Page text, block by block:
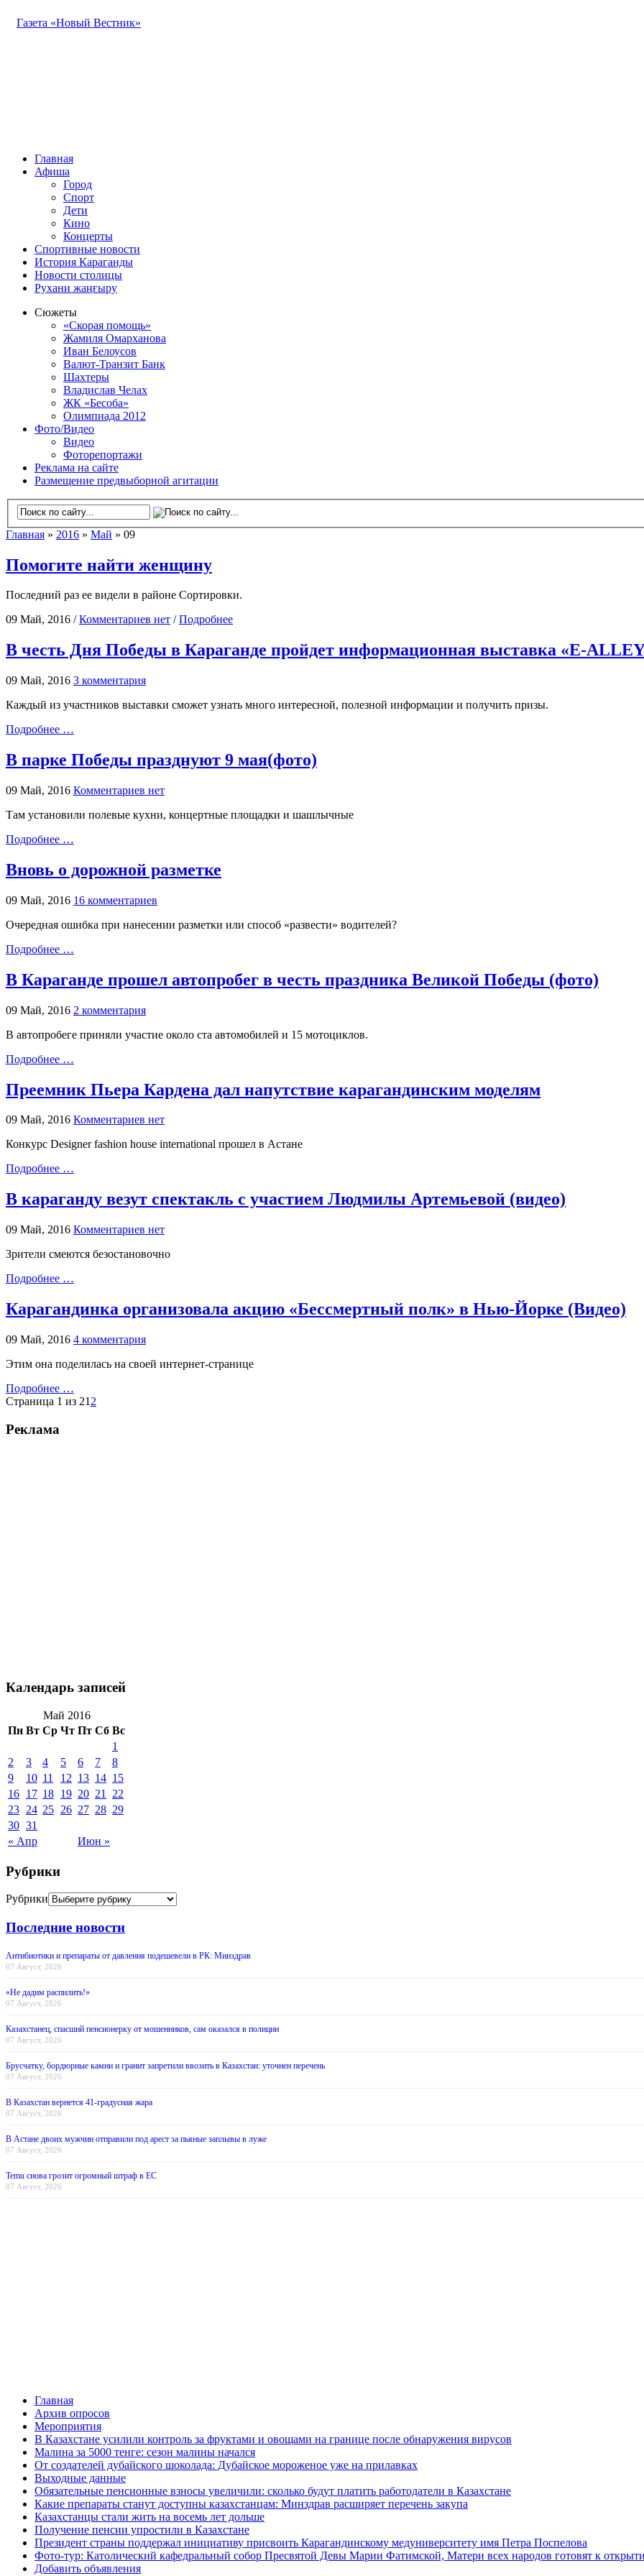
Газета «Новый Вестник»
Главная
Афиша
Город
Спорт
Дети
Кино
Концерты
Спортивные новости
История Караганды
Новости столицы
Рухани жаңғыру
Сюжеты
«Скорая помощь»
Жамиля Омарханова
Иван Белоусов
Валют-Транзит Банк
Шахтеры
Владислав Челах
ЖК «Бесоба»
Олимпиада 2012
Фото/Видео
Видео
Фоторепортажи
Реклама на сайте
Размещение предвыборной агитации
Главная » 2016 » Май » 09
Помогите найти женщину
Последний раз ее видели в районе Сортировки.
09 Май, 2016 /Комментариев нет /Подробнее
В честь Дня Победы в Караганде пройдет информационная выставка «E-
09 Май, 2016 3 комментария
Каждый из участников выставки сможет узнать много интересной, полезной информации и получить призы.
Подробнее …
В парке Победы празднуют 9 мая(фото)
09 Май, 2016 Комментариев нет
Там установили полевые кухни, концертные площадки и шашлычные
Подробнее …
Вновь о дорожной разметке
09 Май, 2016 16 комментариев
Очередная ошибка при нанесении разметки или способ «развести» водителей?
Подробнее …
В Караганде прошел автопробег в честь праздника Великой Победы (фото)
09 Май, 2016 2 комментария
В автопробеге приняли участие около ста автомобилей и 15 мотоциклов.
Подробнее …
Преемник Пьера Кардена дал напутствие карагандинским моделям
09 Май, 2016 Комментариев нет
Конкурс Designer fashion house international прошел в Астане
Подробнее …
В караганду везут спектакль с участием Людмилы Артемьевой (видео)
09 Май, 2016 Комментариев нет
Зрители смеются безостановочно
Подробнее …
Карагандинка организовала акцию «Бессмертный полк» в Нью-Йорке (Видео)
09 Май, 2016 4 комментария
Этим она поделилась на своей интернет-странице
Подробнее …
Страница 1 из 21 2
Реклама
Календарь записей
Май 2016
Пн Вт Ср Чт Пт Сб Вс
« Апр Июн »
1
2
3 4 5 6 7
8
9
10 11 12 13 14 15
16 17 18 19 20 21
22
23 24 25 26 27 28 29
30 31
Рубрики
Рубрики
Последние новости
Антибиотики и препараты от давления подешевели в РК: Минздрав
07 Август, 2026
«Не дадим распилить!»
07 Август, 2026
Казахстанец, спасший пенсионерку от мошенников, сам оказался в полиции
07 Август, 2026
Брусчатку, бордюрные камни и гранит запретили ввозить в Казахстан: уточнен перечень
07 Август, 2026
В Казахстан вернется 41-градусная жара
07 Август, 2026
В Астане двоих мужчин отправили под арест за пьяные заплывы в луже
07 Август, 2026
Temu снова грозит огромный штраф в ЕС
07 Август, 2026
Главная
Архив опросов
Мероприятия
В Казахстане усилили контроль за фруктами и овощами на границе после обнаружения вирусов
Малина за 5000 тенге: сезон малины начался
От создателей дубайского шоколада: Дубайское мороженое уже на прилавках
Выходные данные
Обязательные пенсионные взносы увеличили: сколько будут платить работодатели в Казахстане
Какие препараты станут доступны казахстанцам: Минздрав расширяет перечень закупа
Казахстанцы стали жить на восемь лет дольше
Получение пенсии упростили в Казахстане
Президент страны поддержал инициативу присвоить Карагандинскому медуниверситету имя Петра Поспелова
Фото-тур: Католический кафедральный собор Пресвятой Девы Марии Фатимской, Матери всех народов готовят к
Добавить объявления